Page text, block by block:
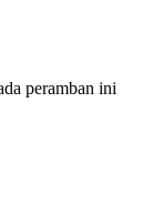
peramban ini